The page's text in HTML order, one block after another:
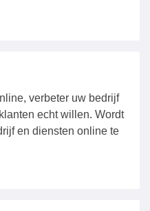
verbeter uw bedrijf
echt willen. Wordt
en diensten online te